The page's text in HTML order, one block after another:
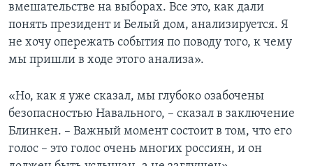
вмешательстве на выборах. Все это, как дали
понять президент и Белый дом, анализируется. Я
не хочу опережать события по поводу того, к чему
мы пришли в ходе этого анализа».
«Но, как я уже сказал, мы глубоко озабочены
безопасностью Навального, – сказал в заключение
Блинкен. – Важный момент состоит в том, что его
голос – это голос очень многих россиян, и он